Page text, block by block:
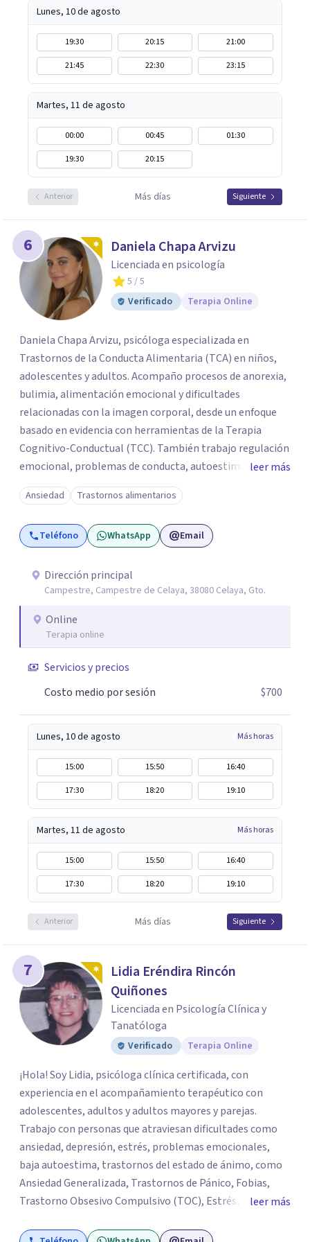
Lunes, 10 de agosto
19:30 20:15
21:00
21:45
22:30 23:15
Martes, 11 de agosto
00:00 00:45
01:30
19:30
20:15
Anterior Más días Siguiente
6 Daniela Chapa Arvizu
Licenciada en psicología
5 / 5
Verificado
Terapia Online
Daniela Chapa Arvizu, psicóloga especializada en
Trastornos de la Conducta Alimentaria (TCA) en niños,
adolescentes y adultos. Acompaño procesos de anorexia,
bulimia, alimentación emocional y dificultades
relacionadas con la imagen corporal, desde un enfoque
basado en evidencia con herramientas de la Terapia
Cognitivo-Conductual (TCC). También trabajo regulación
emocional, problemas de conducta, autoestima y
desarrollo de habilidades sociales y emocionales en
población infantil y juvenil. Me mantengo en constante
formación y actualización para brindar el
acompañamiento más efectivo a cada persona. Ofrezco
alimentación consciente, adaptado a las necesidades de
cada paciente y su familia. Atiendo de forma online.
Puedes reservar tu primera sesión directamente desde mi
perfil.
leer más
Ansiedad Trastornos alimentarios
Teléfono WhatsApp Email
Dirección principal
Campestre, Campestre de Celaya, 38080 Celaya, Gto.
Online
Terapia online
Servicios y precios
Costo medio por sesión
$700
Lunes, 10 de agosto Más horas
15:00 15:50
16:40
17:30
18:20 19:10
Martes, 11 de agosto Más horas
15:00 15:50
16:40
17:30
18:20 19:10
Anterior Más días Siguiente
7
Lidia Eréndira Rincón
Quiñones
Licenciada en Psicología Clínica y
Tanatóloga
Verificado Terapia Online
¡Hola! Soy Lidia, psicóloga clínica certificada, con
experiencia en el acompañamiento terapéutico con
adolescentes, adultos y adultos mayores y parejas.
Trabajo con personas que atraviesan dificultades como
ansiedad, depresión, estrés, problemas emocionales,
baja autoestima, trastornos del estado de ánimo, como
Ansiedad Generalizada, Trastornos de Pánico, Fobias,
Trastorno Obsesivo Compulsivo (TOC), Estrés
Hiperactividad o sin hiperactividad (TDAH) en
leer más